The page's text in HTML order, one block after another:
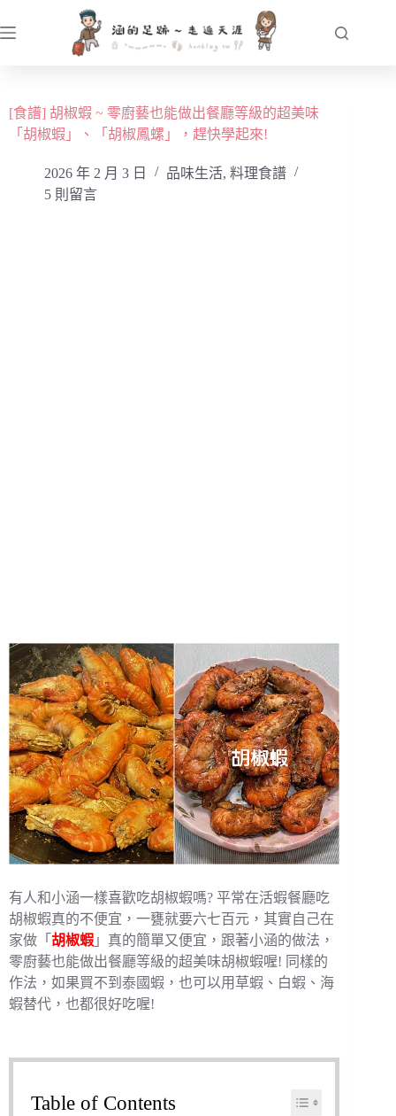
至
容[食譜] 胡椒蝦 ~ 零廚藝也能做出餐廳等級的超美味
「胡椒蝦」、「胡椒鳳螺」，趕快學起來!
2026 年 2 月 3 日 品味生活, 料理食譜
5 則留言
有人和小涵一樣喜歡吃胡椒蝦嗎? 平常在活蝦餐廳吃
胡椒蝦真的不便宜，一甕就要六七百元，其實自己在
家做「 胡椒蝦 」真的簡單又便宜，跟著小涵的做法，
零廚藝也能做出餐廳等級的超美味胡椒蝦喔! 同樣的
作法，如果買不到泰國蝦，也可以用草蝦、白蝦、海
蝦替代，也都很好吃喔!
Table of Contents